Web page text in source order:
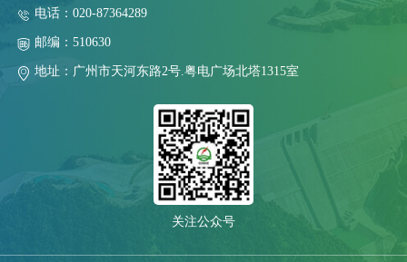
电话：020-87364289
邮编：510630
地址：广州市天河东路2号.粤电广场北塔1315室
关注公众号